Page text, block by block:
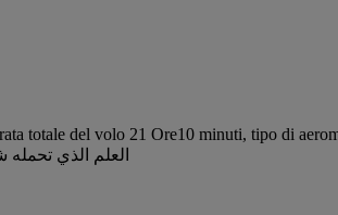
totale del volo 21 Ore10 minuti, tipo di